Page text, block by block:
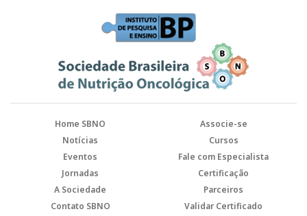
Home SBNO
Associe-se
Notícias
Cursos
Eventos
Fale com Especialista
Jornadas
Certificação
A Sociedade
Parceiros
Contato SBNO
Validar Certificado